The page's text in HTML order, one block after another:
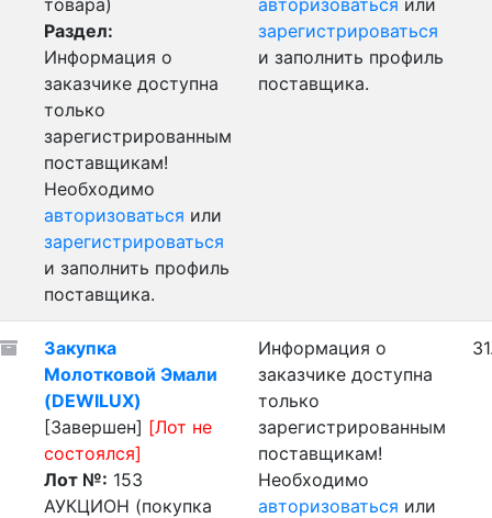
товара)
Раздел:
Информация о
заказчике доступна
только
зарегистрированным
поставщикам!
Необходимо
авторизоваться или
зарегистрироваться
и заполнить профиль
поставщика.
авторизоваться или
зарегистрироваться
и заполнить профиль
поставщика.
Закупка
Молотковой Эмали
(DEWILUX)
[Завершен] [Лот не
состоялся]
Лот №: 153
АУКЦИОН (покупка
Информация о
заказчике доступна
только
зарегистрированным
поставщикам!
Необходимо
авторизоваться или